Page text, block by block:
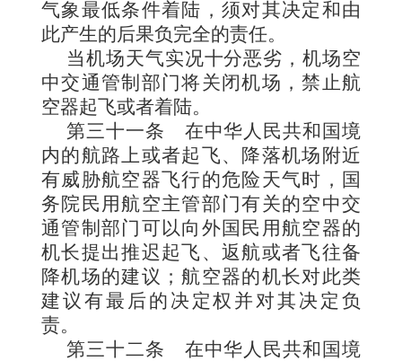
气象最低条件着陆，须对其决定和由
此产生的后果负完全的责任。
当机场天气实况十分恶劣，机场空
中交通管制部门将关闭机场，禁止航
空器起飞或者着陆。
第三十一条 在中华人民共和国境
内的航路上或者起飞、降落机场附近
有威胁航空器飞行的危险天气时，国
务院民用航空主管部门有关的空中交
通管制部门可以向外国民用航空器的
机长提出推迟起飞、返航或者飞往备
降机场的建议；航空器的机长对此类
建议有最后的决定权并对其决定负
责。
第三十二条 在中华人民共和国境